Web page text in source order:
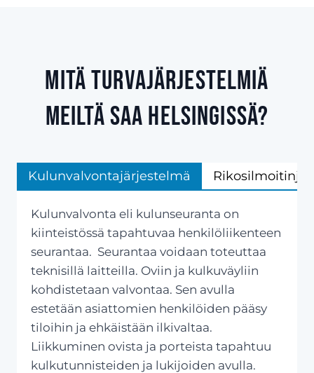
Mitä turvajärjestelmiä
meiltä saa Helsingissä?
Kulunvalvontajärjestelmä
Kulunvalvonta eli kulunseuranta on
kiinteistössä tapahtuvaa henkilöliikenteen
seurantaa. Seurantaa voidaan toteuttaa
teknisillä laitteilla. Oviin ja kulkuväyliin
kohdistetaan valvontaa. Sen avulla
estetään asiattomien henkilöiden pääsy
tiloihin ja ehkäistään ilkivaltaa.
Liikkuminen ovista ja porteista tapahtuu
kulkutunnisteiden ja lukijoiden avulla.